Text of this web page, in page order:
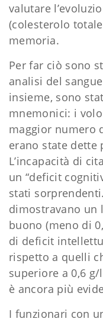
valutare
(colesterolo
memoria.
Per far ciò sono
analisi del
insieme, sono
mnemonici: i
maggior numero
erano state dette
L’incapacità di
un “deficit
stati
dimostravano un
buono (meno di
di deficit
rispetto a quelli
superiore a 0,6
è ancora più
I funzionari con